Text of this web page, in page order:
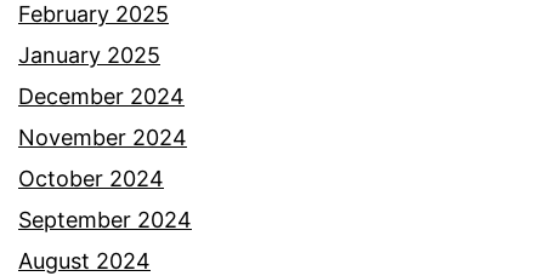
February 2025
January 2025
December 2024
November 2024
October 2024
September 2024
August 2024